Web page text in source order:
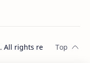
. All rights reserved.